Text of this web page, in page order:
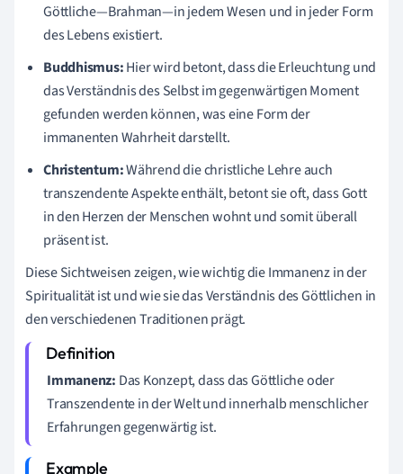
Göttliche—Brahman—in jedem Wesen und in jeder Form
des Lebens existiert.
Buddhismus:Hier wird betont, dass die Erleuchtung und
das Verständnis des Selbst im gegenwärtigen Moment
gefunden werden können, was eine Form der
immanenten Wahrheit darstellt.
Christentum:Während die christliche Lehre auch
transzendente Aspekte enthält, betont sie oft, dass Gott
in den Herzen der Menschen wohnt und somit überall
präsent ist.
Diese Sichtweisen zeigen, wie wichtig die Immanenz in der
Spiritualität ist und wie sie das Verständnis des Göttlichen in
den verschiedenen Traditionen prägt.
Immanenz: Das Konzept, dass das Göttliche oder
Transzendente in der Welt und innerhalb menschlicher
Erfahrungen gegenwärtig ist.